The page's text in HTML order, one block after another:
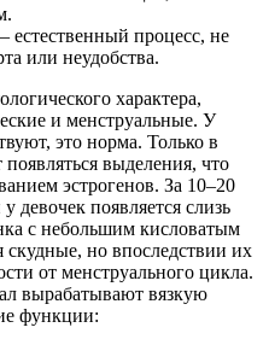
процесс, не
или неудобства.
характера,
и менструальные. У
это норма. Только в
выделения, что
эстрогенов. За 10–20
девочек появляется слизь
с небольшим кисловатым
скудные, но впоследствии их
от менструального цикла.
вырабатывают вязкую
функции: